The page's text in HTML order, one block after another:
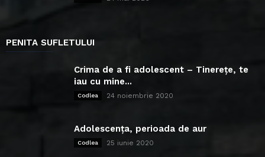
PENITA SUFLETULUI
Crima de a fi adolescent – Tinerețe, te
iau cu mine...
Codlea 24 noiembrie 2020
Adolescența, perioada de aur
Codlea 25 iunie 2020